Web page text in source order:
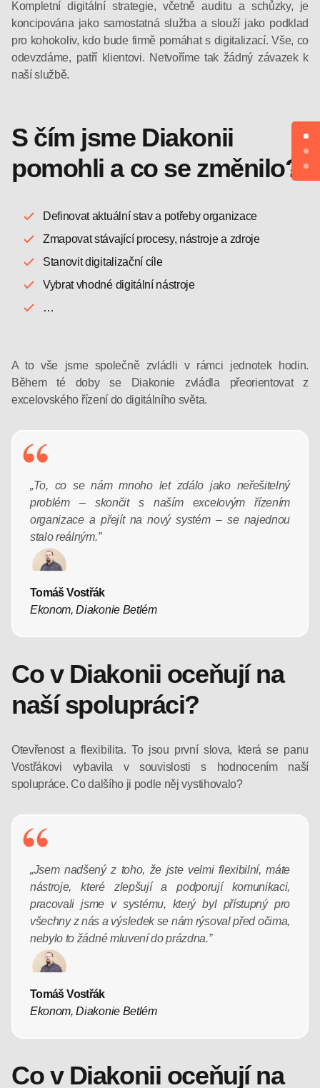
Kompletní digitální strategie, včetně auditu a schůzky, je
koncipována jako samostatná služba a slouží jako podklad
pro kohokoliv, kdo bude firmě pomáhat s digitalizací. Vše, co
odevzdáme, patří klientovi. Netvoříme tak žádný závazek k
naší službě.
S čím jsme Diakonii
pomohli a co se změnilo?
Definovat aktuální stav a potřeby organizace
Zmapovat stávající procesy, nástroje a zdroje
Stanovit digitalizační cíle
Vybrat vhodné digitální nástroje
…
A to vše jsme společně zvládli v rámci jednotek hodin.
Během té doby se Diakonie zvládla přeorientovat z
excelovského řízení do digitálního světa.
„To, co se nám mnoho let zdálo jako neřešitelný
problém – skončit s naším excelovým řízením
organizace a přejít na nový systém – se najednou
stalo reálným.”
Tomáš Vostřák
Ekonom, Diakonie Betlém
Co v Diakonii oceňují na
naší spolupráci?
Otevřenost a flexibilita. To jsou první slova, která se panu
Vostřákovi vybavila v souvislosti s hodnocením naší
spolupráce. Co dalšího ji podle něj vystihovalo?
„Jsem nadšený z toho, že jste velmi flexibilní, máte
nástroje, které zlepšují a podporují komunikaci,
pracovali jsme v systému, který byl přístupný pro
všechny z nás a výsledek se nám rýsoval před očima,
nebylo to žádné mluvení do prázdna.”
Tomáš Vostřák
Ekonom, Diakonie Betlém
Co v Diakonii oceňují na